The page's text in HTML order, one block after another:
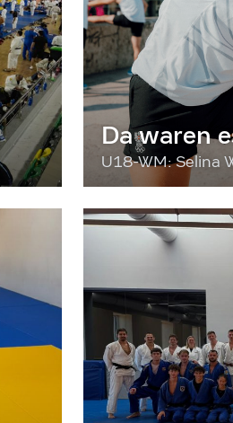
Da waren
U18-WM: Selina